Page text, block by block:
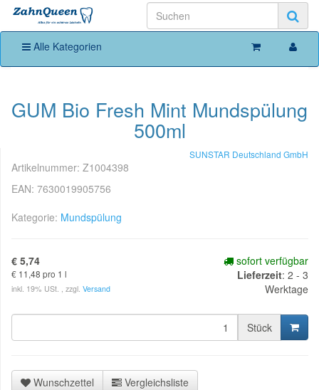
Alle Kategorien
GUM Bio Fresh Mint Mundspülung
500ml
SUNSTAR Deutschland GmbH
Artikelnummer: Z1004398
EAN: 7630019905756
Kategorie: Mundspülung
€ 5,74
€ 11,48 pro 1 l
inkl. 19% USt. , zzgl. Versand
sofort verfügbar
Lieferzeit: 2 - 3
Werktage
Stück
Wunschzettel Vergleichsliste